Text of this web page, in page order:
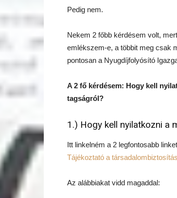
Pedig nem.
Nekem 2 főbb kérdésem volt,
emlékszem-e, a többit meg csak
pontosan a Nyugdíjfolyósító
A 2 fő kérdésem: Hogy kell
tagságról?
1.) Hogy kell nyilatkozni a
Itt linkelném a 2 legfontosabb
Tájékoztató a
Az alábbiakat vidd magaddal: